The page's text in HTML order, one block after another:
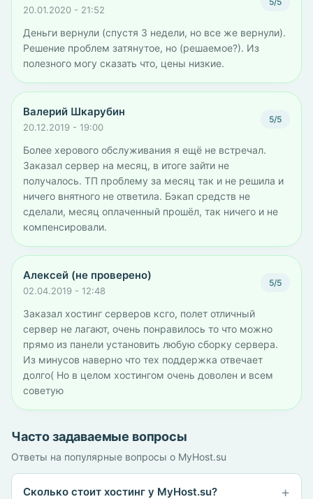
20.01.2020 - 21:52
Деньги вернули (спустя 3 недели, но все же вернули).
Решение проблем затянутое, но (решаемое?). Из
полезного могу сказать что, цены низкие.
Валерий Шкарубин
20.12.2019 - 19:00
5/5
Более херового обслуживания я ещё не встречал.
Заказал сервер на месяц, в итоге зайти не
получалось. ТП проблему за месяц так и не решила и
ничего внятного не ответила. Бэкап средств не
сделали, месяц оплаченный прошёл, так ничего и не
компенсировали.
Алексей (не проверено)
02.04.2019 - 12:48
5/5
Заказал хостинг серверов ксго, полет отличный
сервер не лагают, очень понравилось то что можно
прямо из панели установить любую сборку сервера.
Из минусов наверно что тех поддержка отвечает
долго( Но в целом хостингом очень доволен и всем
советую
Часто задаваемые вопросы
Ответы на популярные вопросы о MyHost.su
Сколько стоит хостинг у MyHost.su?